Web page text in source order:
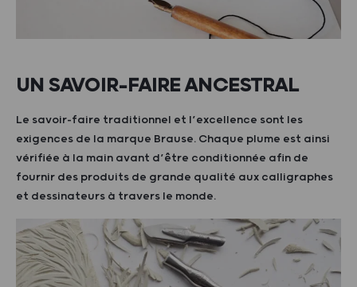
UN SAVOIR-FAIRE ANCESTRAL
Le savoir-faire traditionnel et l’excellence sont les
exigences de la marque Brause. Chaque plume est ainsi
vérifiée à la main avant d’être conditionnée afin de
fournir des produits de grande qualité aux calligraphes
et dessinateurs à travers le monde.